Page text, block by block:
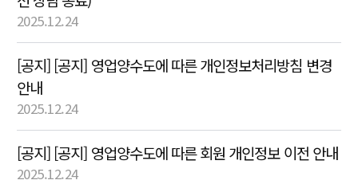
2025.12.24
[공지] [공지] 영업양수도에 따른 개인정보처리방침 변경
안내
2025.12.24
[공지] [공지] 영업양수도에 따른 회원 개인정보 이전 안내
2025.12.24